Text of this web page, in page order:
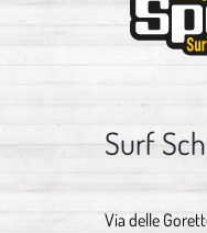
Surf
Via delle